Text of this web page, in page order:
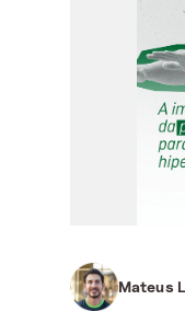
Mateus